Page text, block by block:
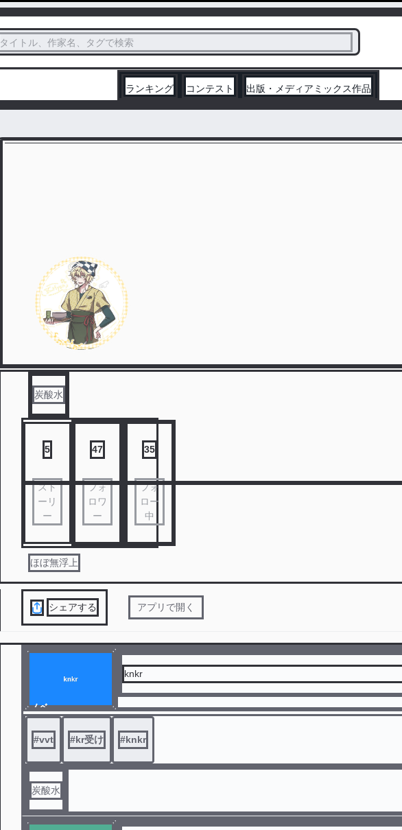
タイトル、作家名、タグで検索
ランキング コンテスト 出版・メディアミックス作品
炭酸水
5
スト
ーリ
ー
47
フォ
ロワ
ー
35
フォ
ロー
中
ほぼ無浮上
シェアする アプリで開く
ノベ
ル
knkr
#vvt #kr受け #knkr
炭酸水